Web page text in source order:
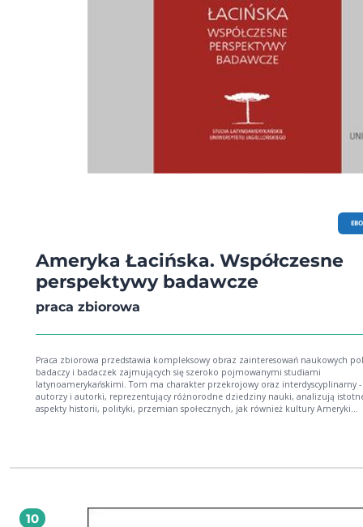
Ameryka Łacińska. Współczesne
perspektywy badawcze
praca zbiorowa
Praca zbiorowa przedstawia kompleksowy obraz zainteresowań naukowych
badaczy i badaczek zajmujących się szeroko pojmowanymi studiami
latynoamerykańskimi. Tom ma charakter przekrojowy oraz interdyscyplinarny -
autorzy i autorki, reprezentujący różnorodne dziedziny nauki, analizują
aspekty historii, polityki, przemian społecznych, jak również kultury Ameryki
państwach regionu - przekształcenia zachodzące w obszarach miejskich i
tym literaturą latynoamerykańską. Niniejszy tom dedykowany jest pamięci dr
Karola Derwicha, prof. UJ - krakowskiego latynoamerykanisty, którego praca i
10